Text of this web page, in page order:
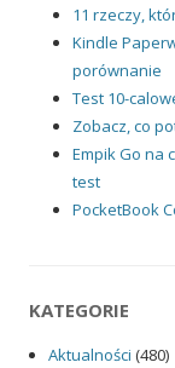
11 rzeczy,
Kindle
porównanie
Test 10-
Zobacz, co
Empik Go na
test
PocketBook
KATEGORIE
Aktualności (480)